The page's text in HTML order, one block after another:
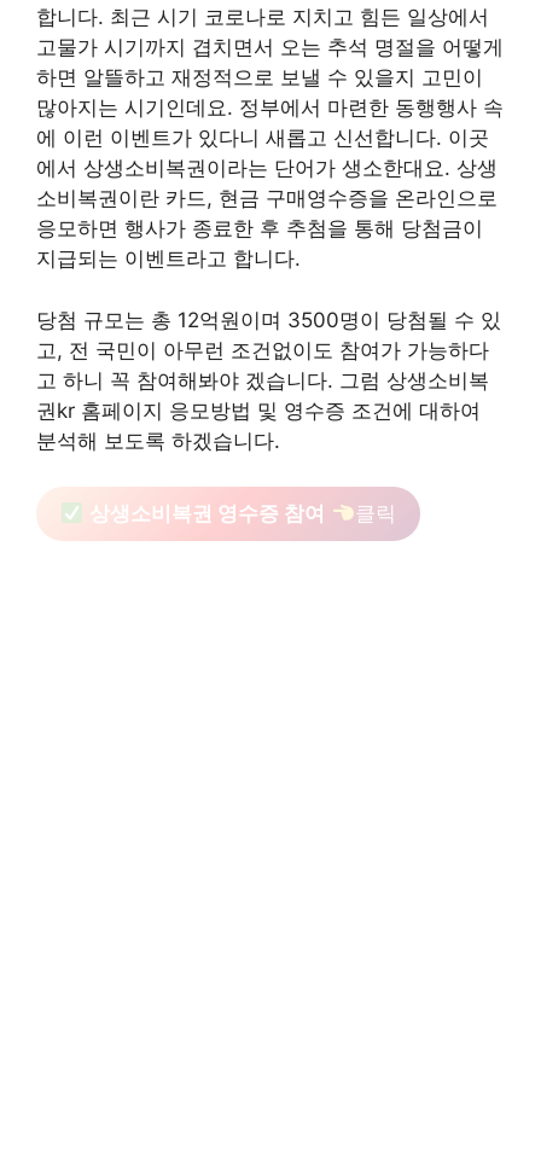
합니다. 최근 시기 코로나로 지치고 힘든 일상에서
고물가 시기까지 겹치면서 오는 추석 명절을 어떻게
하면 알뜰하고 재정적으로 보낼 수 있을지 고민이
많아지는 시기인데요. 정부에서 마련한 동행행사 속
에 이런 이벤트가 있다니 새롭고 신선합니다. 이곳
에서 상생소비복권이라는 단어가 생소한대요. 상생
소비복권이란 카드, 현금 구매영수증을 온라인으로
응모하면 행사가 종료한 후 추첨을 통해 당첨금이
지급되는 이벤트라고 합니다.
당첨 규모는 총 12억원이며 3500명이 당첨될 수 있
고, 전 국민이 아무런 조건없이도 참여가 가능하다
고 하니 꼭 참여해봐야 겠습니다. 그럼 상생소비복
권kr 홈페이지 응모방법 및 영수증 조건에 대하여
분석해 보도록 하겠습니다.
상생소비복권 영수증 참여 클릭